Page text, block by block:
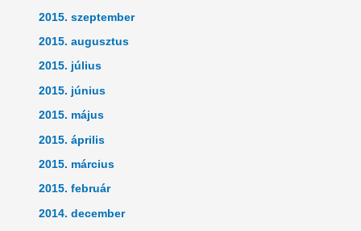
2015. szeptember
2015. augusztus
2015. július
2015. június
2015. május
2015. április
2015. március
2015. február
2014. december